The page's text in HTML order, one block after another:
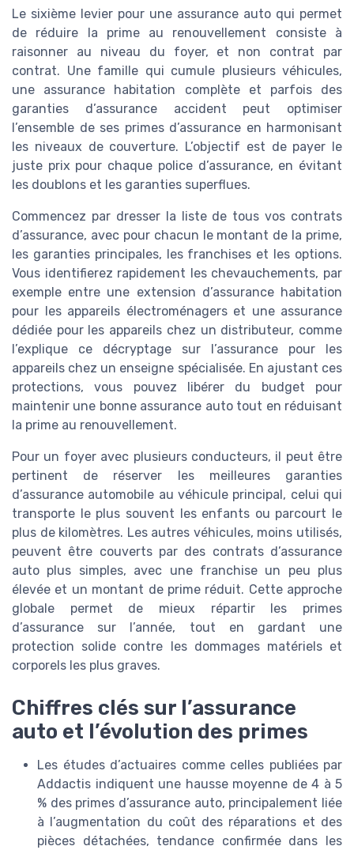
Le sixième levier pour une assurance auto qui permet
de réduire la prime au renouvellement consiste à
raisonner au niveau du foyer, et non contrat par
contrat. Une famille qui cumule plusieurs véhicules,
une assurance habitation complète et parfois des
garanties d’assurance accident peut optimiser
l’ensemble de ses primes d’assurance en harmonisant
les niveaux de couverture. L’objectif est de payer le
juste prix pour chaque police d’assurance, en évitant
les doublons et les garanties superflues.
Commencez par dresser la liste de tous vos contrats
d’assurance, avec pour chacun le montant de la prime,
les garanties principales, les franchises et les options.
Vous identifierez rapidement les chevauchements, par
exemple entre une extension d’assurance habitation
pour les appareils électroménagers et une assurance
dédiée pour les appareils chez un distributeur, comme
l’explique ce décryptage sur l’assurance pour les
appareils chez un enseigne spécialisée. En ajustant ces
protections, vous pouvez libérer du budget pour
maintenir une bonne assurance auto tout en réduisant
la prime au renouvellement.
Pour un foyer avec plusieurs conducteurs, il peut être
pertinent de réserver les meilleures garanties
d’assurance automobile au véhicule principal, celui qui
transporte le plus souvent les enfants ou parcourt le
plus de kilomètres. Les autres véhicules, moins utilisés,
peuvent être couverts par des contrats d’assurance
auto plus simples, avec une franchise un peu plus
élevée et un montant de prime réduit. Cette approche
globale permet de mieux répartir les primes
d’assurance sur l’année, tout en gardant une
protection solide contre les dommages matériels et
corporels les plus graves.
Chiffres clés sur l’assurance
auto et l’évolution des primes
Les études d’actuaires comme celles publiées par
Addactis indiquent une hausse moyenne de 4 à 5
% des primes d’assurance auto, principalement liée
à l’augmentation du coût des réparations et des
pièces détachées, tendance confirmée dans les